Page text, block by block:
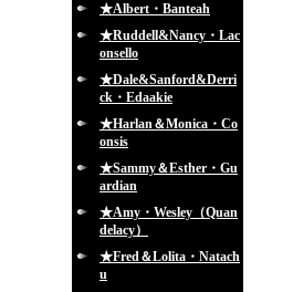
★Albert・Banteah
★Ruddell&Nancy・Lac
onsello
★Dale&Sanford&Derri
ck・Edaakie
★Harlan＆Monica・Co
onsis
★Sammy＆Esther・Gu
ardian
★Amy・Wesley（Quan
delacy）
★Fred＆Lolita・Natach
u